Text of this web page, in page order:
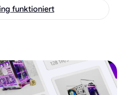
funktioniert